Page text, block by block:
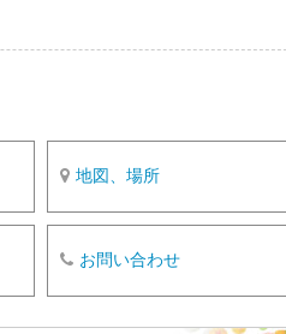
地図、場所
お問い合わせ